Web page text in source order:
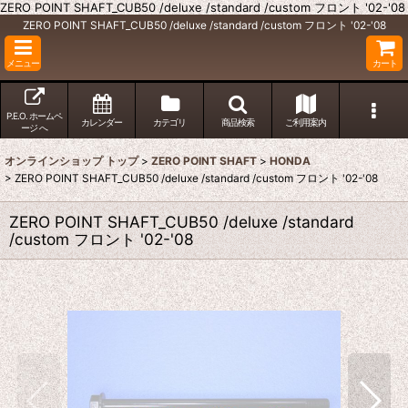
ZERO POINT SHAFT_CUB50 /deluxe /standard /custom フロント '02-'08
ZERO POINT SHAFT_CUB50 /deluxe /standard /custom フロント '02-'08
メニュー カート
P.E.O. ホームペ
ージ へ
カレンダー カテゴリ 商品検索 ご利用案内
オンラインショップ トップ > ZERO POINT SHAFT > HONDA
> ZERO POINT SHAFT_CUB50 /deluxe /standard /custom フロント '02-'08
ZERO POINT SHAFT_CUB50 /deluxe /standard
/custom フロント '02-'08